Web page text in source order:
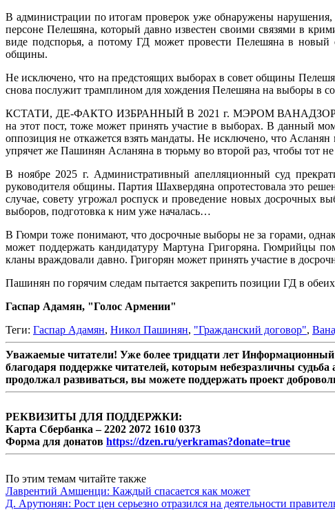
В администрации по итогам проверок уже обнаружены
персоне Пелешяна, который давно известен своими связями в
виде подспорья, а потому ГД может провести Пелешяна в новый
общины.
Не исключено, что на предстоящих выборах в совет общины
снова послужит трамплином для хождения Пелешяна на выборы в
КСТАТИ, ДЕ-ФАКТО ИЗБРАННЫЙ В 2021 г. МЭРОМ ВАНАДЗОРА
на этот пост, тоже может принять участие в выборах. В данный
оппозиция не откажется взять мандаты. Не исключено, что
упрячет же Пашинян Асланяна в тюрьму во второй раз, чтобы тот
В ноябре 2025 г. Административный апелляционный суд
руководителя общины. Партия Шахвердяна опротестовала это
случае, совету угрожал роспуск и проведение новых досрочных
выборов, подготовка к ним уже началась…
В Гюмри тоже понимают, что досрочные выборы не за горами,
может поддержать кандидатуру Мартуна Григоряна. Гюмрийцы
кланы враждовали давно. Григорян может принять участие в
Пашинян по горячим следам пытается закрепить позиции ГД в
Гаспар Адамян, "Голос Армении"
Теги: Гаспар Адамян, Никол Пашинян, "Гражданский договор",
Уважаемые читатели! Уже более тридцати лет
благодаря поддержке читателей, которым небезразличны
продолжал развиваться, вы можете поддержать проект
РЕКВИЗИТЫ ДЛЯ ПОДДЕРЖКИ:
Карта Сбербанка – 2202 2072 1610 0373
Форма для донатов https://dzen.ru/yerkramas?donate=true
По этим темам читайте также
Лаврентий Амшенци: Каждый спасается как может
Д. Арутюнян: Рост цен серьезно отразился на деятельности